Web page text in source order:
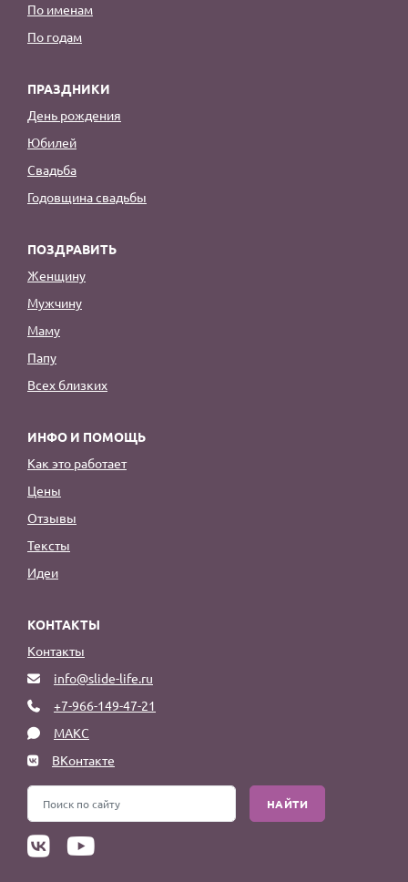
По именам
По годам
ПРАЗДНИКИ
День рождения
Юбилей
Свадьба
Годовщина свадьбы
ПОЗДРАВИТЬ
Женщину
Мужчину
Маму
Папу
Всех близких
ИНФО И ПОМОЩЬ
Как это работает
Цены
Отзывы
Тексты
Идеи
КОНТАКТЫ
Контакты
info@slide-life.ru
+7-966-149-47-21
МАКС
ВКонтакте
НАЙТИ